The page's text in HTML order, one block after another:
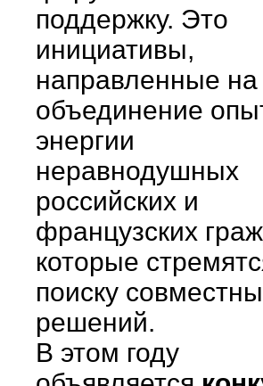
поддержку. Это
инициативы,
направленные на
объединение
энергии
неравнодушных
российских и
французских
которые
поиску
решений.
В этом году